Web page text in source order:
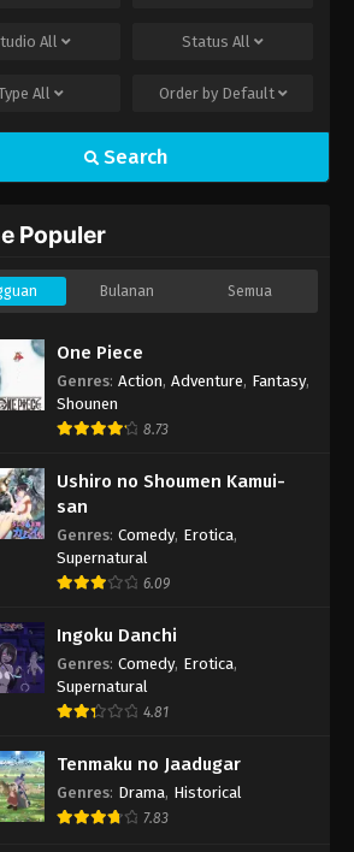
All StatusAll
All Order by Default
Search
Populer
Bulanan Semua
One Piece
Genres: Action, Adventure, Fantasy,
Shounen
8.73
Ushiro no Shoumen Kamui-
san
Genres: Comedy, Erotica,
Supernatural
6.09
Ingoku Danchi
Genres: Comedy, Erotica,
Supernatural
4.81
Tenmaku no Jaadugar
Genres: Drama, Historical
7.83